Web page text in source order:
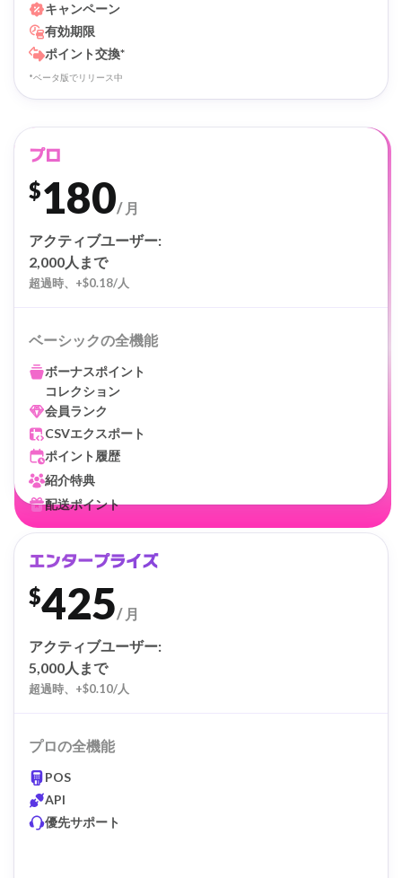
キャンペーン
有効期限
ポイント交換*
*ベータ版でリリース中
プロ
$180/ 月
アクティブユーザー:
2,000人まで
超過時、+$0.18/人
ベーシックの全機能
ボーナスポイント
コレクション
会員ランク
CSVエクスポート
ポイント履歴
紹介特典
配送ポイント
エンタープライズ
$425/ 月
アクティブユーザー:
5,000人まで
超過時、+$0.10/人
プロの全機能
POS
API
優先サポート